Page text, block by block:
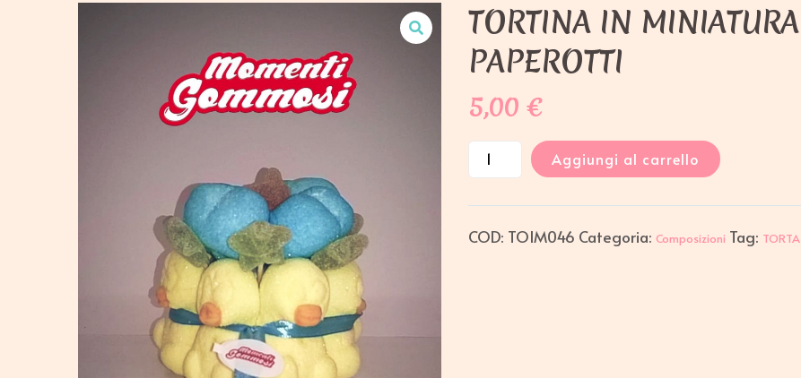
TORTINA IN MINIATURA
PAPEROTTI
5,00€
Aggiungi al carrello
COD: TOIM046 Categoria: Composizioni Tag: TORTA